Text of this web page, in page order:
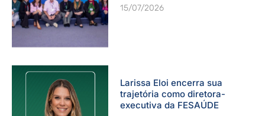
15/07/2026
Larissa Eloi encerra sua
trajetória como diretora-
executiva da FESAÚDE